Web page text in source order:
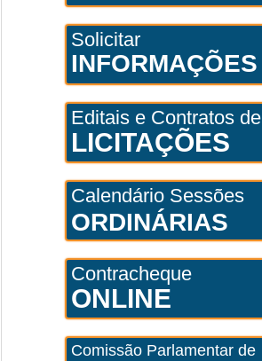
Solicitar
INFORMAÇÕES
Editais e Contratos de
LICITAÇÕES
Calendário Sessões
ORDINÁRIAS
Contracheque
ONLINE
Comissão Parlamentar de